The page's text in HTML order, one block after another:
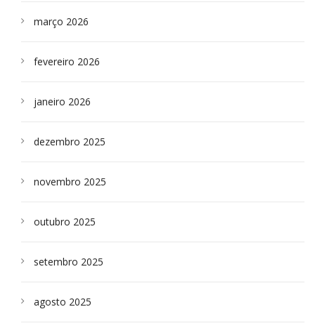
março 2026
fevereiro 2026
janeiro 2026
dezembro 2025
novembro 2025
outubro 2025
setembro 2025
agosto 2025